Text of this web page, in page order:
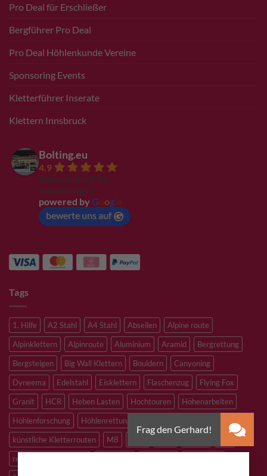
Pro Deal für Erschließer
Bergführer Pro Deal
Pro Deal Höhlenkunde Vereine
Sponsoring Events
Kletterführer Inserate
Klettern Innsbruck
Bolting.eu
4.9
Basierend auf 94
Bewertungen
powered by G ogl
bewerte uns auf
Tags
1. Hilfe A2 Stahl A4 Stahl Abseilen
Alpine route
Alpinklettern
Alpinroute Aluminium Aramid
Bergrettung
Bergsteigen
Big Wall Klettern Bouldern
Canyoning
Dyneema
Edelstahl Eisklettern Flaschenzug
Flying Fox
Granit
HCR Heben Lasten Hochtouren
Höhenarbeiten
Höhlenforschung
Höhlenrettung
Kletterhalle
künstliche Kletterrouten
M8
redundantes Arbeiten